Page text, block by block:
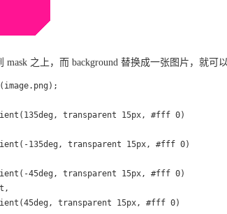
mask 之上，而 background 替换成一张图片，就可
transparent 15px, #fff 0)
135deg, transparent 15px, #fff 0)
45deg, transparent 15px, #fff 0)
transparent 15px, #fff 0)